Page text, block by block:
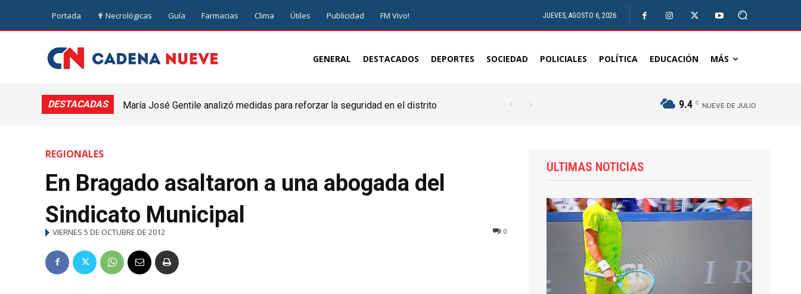
Portada ✟ Necrológicas Guía Farmacias Clima Útiles Publicidad FM Vivo! JUEVES, AGOSTO 6, 2026
GENERAL DESTACADOS DEPORTES SOCIEDAD POLICIALES POLÍTICA EDUCACIÓN MÁS
DESTACADAS
María José Gentile analizó medidas para reforzar la seguridad en el distrito
9.4 C NUEVE DE JULIO
REGIONALES
En Bragado asaltaron a una abogada del
Sindicato Municipal
VIERNES 5 DE OCTUBRE DE 2012 0
ÚLTIMAS NOTICIAS